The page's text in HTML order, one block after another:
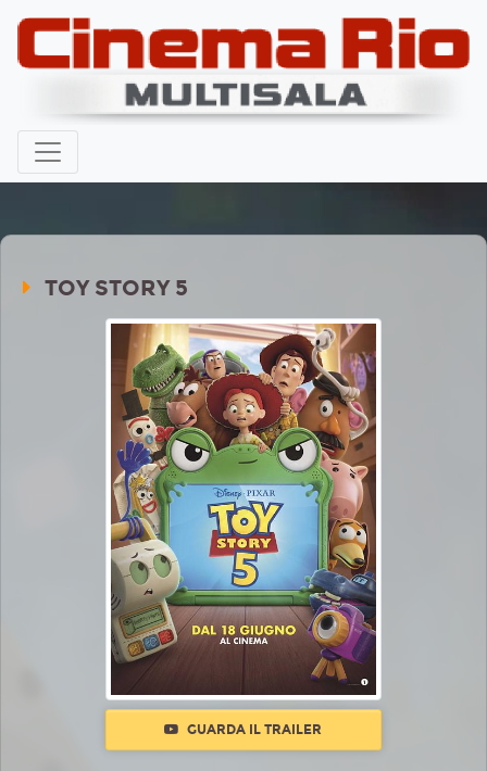
TOY STORY 5
GUARDA IL TRAILER